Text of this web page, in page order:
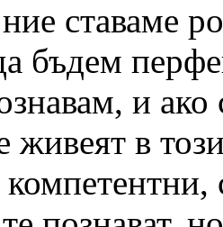
ставаме
бъдем
и ако
живеят в